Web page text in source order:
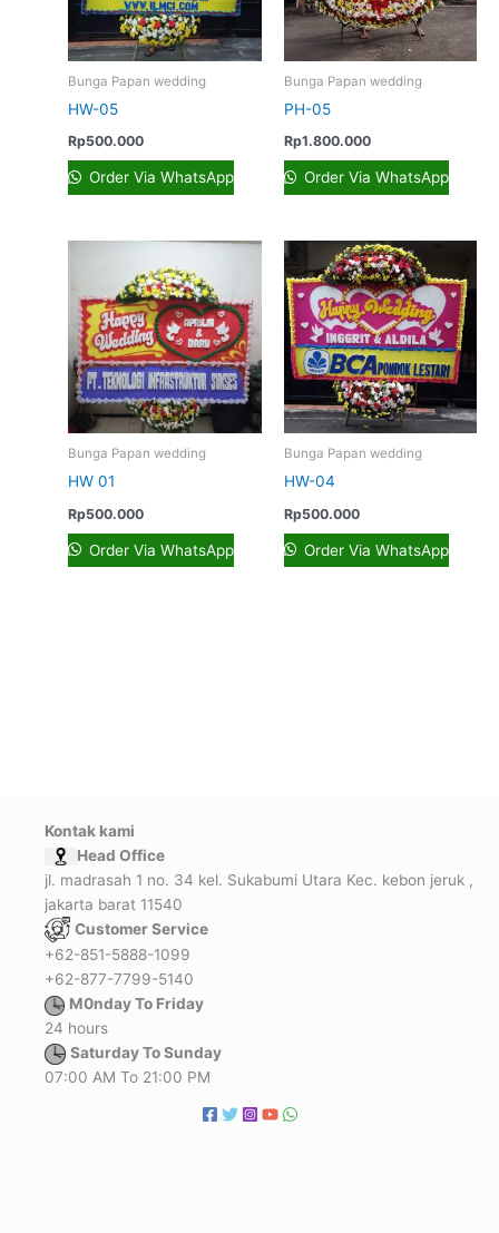
Bunga Papan wedding
HW-05
Rp500.000
Order Via WhatsApp
Bunga Papan wedding
PH-05
Rp1.800.000
Order Via WhatsApp
Bunga Papan wedding
HW 01
Rp500.000
Order Via WhatsApp
Bunga Papan wedding
HW-04
Rp500.000
Order Via WhatsApp
Kontak kami
Head Office
jl. madrasah 1 no. 34 kel. Sukabumi Utara Kec. kebon jeruk ,
jakarta barat 11540
Customer Service
+62-851-5888-1099
+62-877-7799-5140
M0nday To Friday
24 hours
Saturday To Sunday
07:00 AM To 21:00 PM